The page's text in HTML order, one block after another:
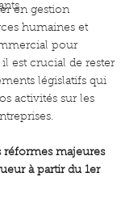
en gestion
humaines et
pour
il est crucial de rester
législatifs qui
activités sur les
réformes majeures
à partir du 1er